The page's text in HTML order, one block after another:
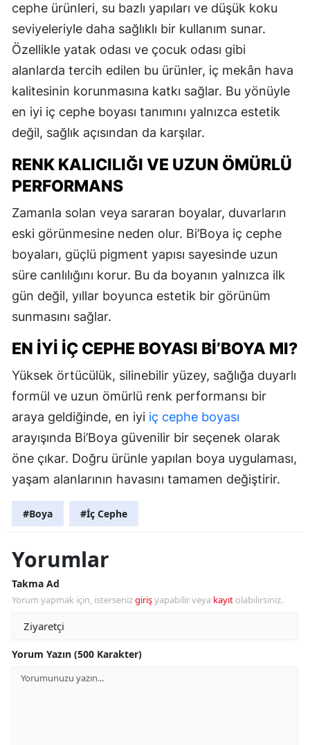
cephe ürünleri, su bazlı yapıları ve düşük koku
seviyeleriyle daha sağlıklı bir kullanım sunar.
Özellikle yatak odası ve çocuk odası gibi
alanlarda tercih edilen bu ürünler, iç mekân hava
kalitesinin korunmasına katkı sağlar. Bu yönüyle
en iyi iç cephe boyası tanımını yalnızca estetik
değil, sağlık açısından da karşılar.
RENK KALICILIĞI VE UZUN ÖMÜRLÜ
PERFORMANS
Zamanla solan veya sararan boyalar, duvarların
eski görünmesine neden olur. Bi’Boya iç cephe
boyaları, güçlü pigment yapısı sayesinde uzun
süre canlılığını korur. Bu da boyanın yalnızca ilk
gün değil, yıllar boyunca estetik bir görünüm
sunmasını sağlar.
EN İYI İÇ CEPHE BOYASI BI’BOYA MI?
Yüksek örtücülük, silinebilir yüzey, sağlığa duyarlı
formül ve uzun ömürlü renk performansı bir
araya geldiğinde, en iyi iç cephe boyası
arayışında Bi’Boya güvenilir bir seçenek olarak
öne çıkar. Doğru ürünle yapılan boya uygulaması,
yaşam alanlarının havasını tamamen değiştirir.
#Boya #İç Cephe
Yorumlar
Takma Ad
Yorum yapmak için, istersenizgirişyapabilir veya kayıt olabilirsiniz.
Yorum Yazın (500 Karakter)